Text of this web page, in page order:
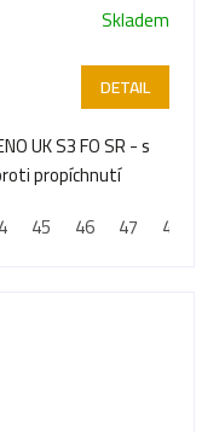
Skladem
DETAIL
UK S3 FO SR - s
propíchnutí
45 46 47 48